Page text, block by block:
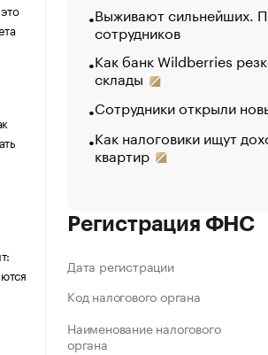
Выживают сильнейших.
сотрудников
Как банк Wildberries
склады
Сотрудники открыли
Как налоговики ищут
квартир
Регистрация ФНС
Дата регистрации
Код налогового органа
Наименование налогового
органа